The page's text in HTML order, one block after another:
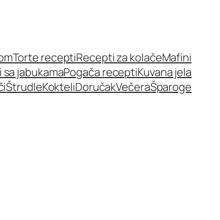
Torte receptiRecepti za kolačeMafini
jabukamaPogača receptiKuvana jela
ŠtrudleKokteliDoručakVečeraŠparoge